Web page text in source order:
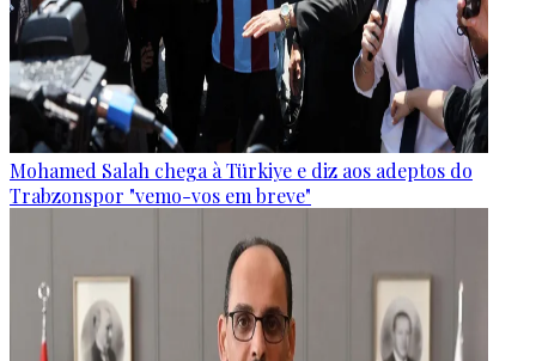
Mohamed Salah chega à Türkiye e diz aos adeptos do
Trabzonspor "vemo-vos em breve"